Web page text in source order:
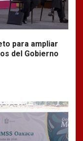
para ampliar
del Gobierno